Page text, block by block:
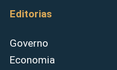
Editorias
Governo
Economia